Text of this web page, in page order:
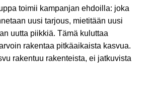
toimii kampanjan ehdoilla: joka
uusi tarjous, mietitään uusi
uutta piikkiä. Tämä kuluttaa
rakentaa pitkäaikaista kasvua.
rakentuu rakenteista, ei jatkuvista